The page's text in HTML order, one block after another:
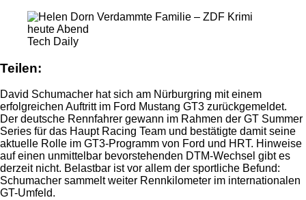
Tech Daily
Teilen:
David Schumacher hat sich am Nürburgring mit einem
erfolgreichen Auftritt im Ford Mustang GT3 zurückgemeldet.
Der deutsche Rennfahrer gewann im Rahmen der GT Summer
Series für das Haupt Racing Team und bestätigte damit seine
aktuelle Rolle im GT3-Programm von Ford und HRT. Hinweise
auf einen unmittelbar bevorstehenden DTM-Wechsel gibt es
derzeit nicht. Belastbar ist vor allem der sportliche Befund:
Schumacher sammelt weiter Rennkilometer im internationalen
GT-Umfeld.